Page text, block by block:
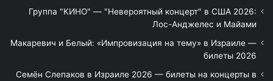
Группа "КИНО" — "Невероятный концерт" в США 2026:
Лос-Анджелес и Майами
Макаревич и Белый: «Импровизация на тему» в Израиле —
билеты 2026
Семён Слепаков в Израиле 2026 — билеты на концерты в